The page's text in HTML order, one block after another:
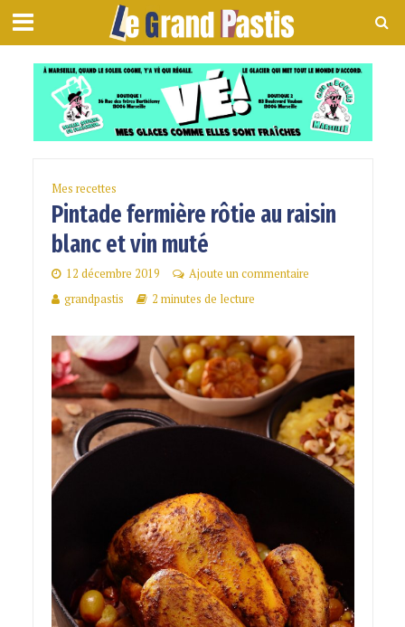
Mes recettes
Pintade fermière rôtie au raisin
blanc et vin muté
12 décembre 2019
Ajoute un commentaire
grandpastis
2 minutes de lecture